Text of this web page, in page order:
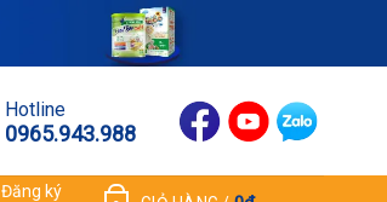
Hotline
0965.943.988
Đăng ký